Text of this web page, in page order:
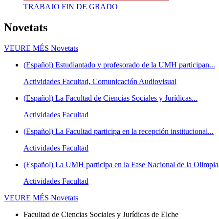
TRABAJO FIN DE GRADO
Novetats
VEURE MÉS Novetats
(Español) Estudiantado y profesorado de la UMH participan...
Actividades Facultad, Comunicación Audiovisual
(Español) La Facultad de Ciencias Sociales y Jurídicas...
Actividades Facultad
(Español) La Facultad participa en la recepción institucional...
Actividades Facultad
(Español) La UMH participa en la Fase Nacional de la
Actividades Facultad
VEURE MÉS Novetats
Facultad de Ciencias Sociales y Jurídicas de Elche